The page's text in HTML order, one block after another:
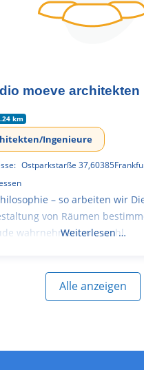
moeve architekten
km
Ingenieure
Ostparkstarße 37,60385
– so arbeiten wir
von Räumen
wahrnehmen, wie wohl
Weiterlesen …
Alle anzeigen